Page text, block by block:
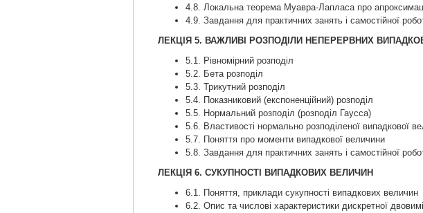
4.8. Локальна теорема Муавра-Лапласа про
4.9. Завдання для практичних занять і самостійної
ЛЕКЦІЯ 5. ВАЖЛИВІ РОЗПОДІЛИ НЕПЕРЕРВНИХ
5.1. Рівномірний розподіл
5.2. Бета розподіл
5.3. Трикутний розподіл
5.4. Показниковий (експоненційний) розподіл
5.5. Нормальний розподіл (розподіл Гаусса)
5.6. Властивості нормально розподіленої випадкової
5.7. Поняття про моменти випадкової величини
5.8. Завдання для практичних занять і самостійної
ЛЕКЦІЯ 6. СУКУПНОСТІ ВИПАДКОВИХ ВЕЛИЧИН
6.1. Поняття, приклади сукупності випадкових величин
6.2. Опис та числові характеристики дискретної